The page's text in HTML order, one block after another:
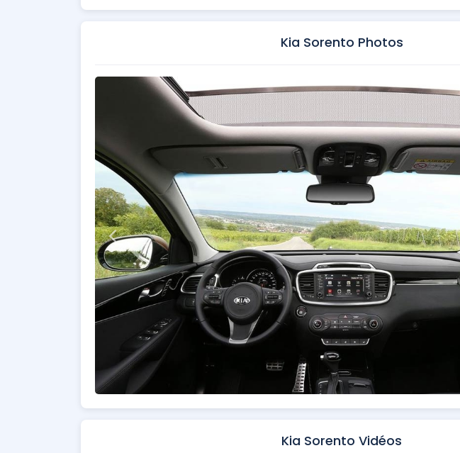
Kia Sorento Photos
Kia Sorento Vidéos